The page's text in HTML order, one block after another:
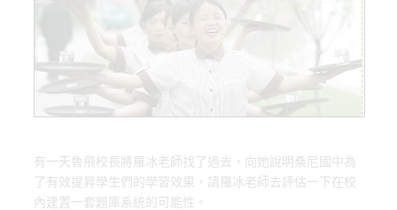
有一天魯飛校長將羅冰老師找了過去，向她說明桑尼國中為
了有效提昇學生們的學習效果，請羅冰老師去評估一下在校
內建置一套題庫系統的可能性。